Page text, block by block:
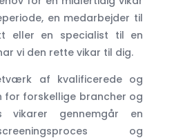
en medarbejder til
eller en specialist til en
vi den rette vikar til dig.
af kvalificerede og
for forskellige brancher og
vikarer gennemgår en
og